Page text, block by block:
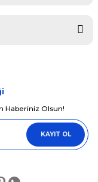
Haberiniz Olsun!
KAYIT OL